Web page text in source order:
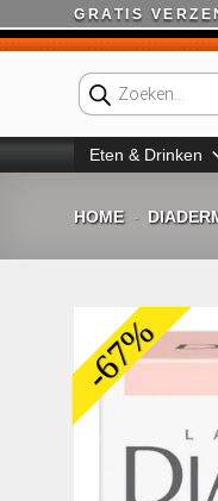
naar
GRATIS
Producten
zoeken
Eten & Drinken
HOME -
-67%